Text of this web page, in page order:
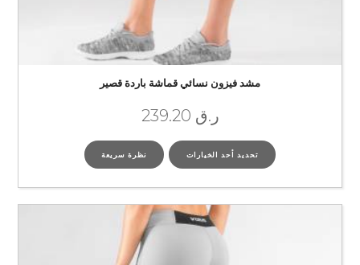
مشد فيزون نسائي قماشة باردة قصير
ر.ق
تحديد أحد الخيارات نظرة سريعة